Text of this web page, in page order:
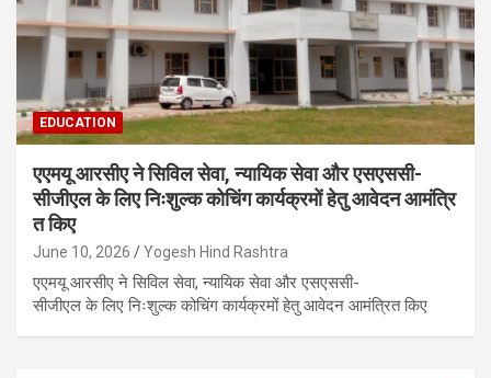
EDUCATION
एएमयू आरसीए ने सिविल सेवा, न्यायिक सेवा और एसएससी-
सीजीएल के लिए निःशुल्क कोचिंग कार्यक्रमों हेतु आवेदन आमंत्रि
त किए
June 10, 2026 Yogesh Hind Rashtra
एएमयू आरसीए ने सिविल सेवा, न्यायिक सेवा और एसएससी-
सीजीएल के लिए निःशुल्क कोचिंग कार्यक्रमों हेतु आवेदन आमंत्रित किए